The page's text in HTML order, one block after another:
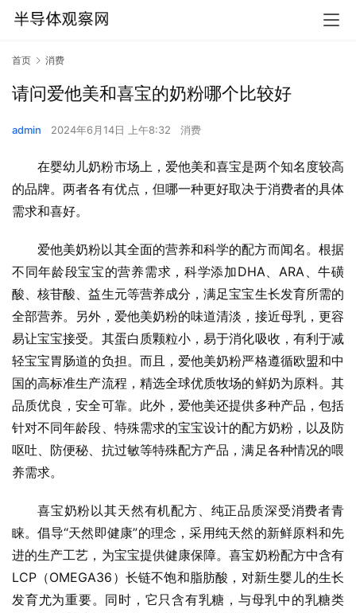
首页 消费
请问爱他美和喜宝的奶粉哪个比较好
admin 2024年6月14日 上午8:32 消费
在婴幼儿奶粉市场上，爱他美和喜宝是两个知名度较高
的品牌。两者各有优点，但哪一种更好取决于消费者的具体
需求和喜好。
爱他美奶粉以其全面的营养和科学的配方而闻名。根据
不同年龄段宝宝的营养需求，科学添加DHA、ARA、牛磺
酸、核苷酸、益生元等营养成分，满足宝宝生长发育所需的
全部营养。另外，爱他美奶粉的味道清淡，接近母乳，更容
易让宝宝接受。其蛋白质颗粒小，易于消化吸收，有利于减
轻宝宝胃肠道的负担。而且，爱他美奶粉严格遵循欧盟和中
国的高标准生产流程，精选全球优质牧场的鲜奶为原料。其
品质优良，安全可靠。此外，爱他美还提供多种产品，包括
针对不同年龄段、特殊需求的宝宝设计的配方奶粉，以及防
呕吐、防便秘、抗过敏等特殊配方产品，满足各种情况的喂
养需求。
喜宝奶粉以其天然有机配方、纯正品质深受消费者青
睐。倡导“天然即健康”的理念，采用纯天然的新鲜原料和先
进的生产工艺，为宝宝提供健康保障。喜宝奶粉配方中含有
LCP（OMEGA36）长链不饱和脂肪酸，对新生婴儿的生长
发育尤为重要。同时，它只含有乳糖，与母乳中的乳糖类